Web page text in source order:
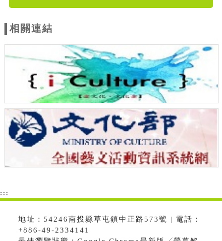
相關連結
:::
地址：54246南投縣草屯鎮中正路573號 | 電話：
+886-49-2334141